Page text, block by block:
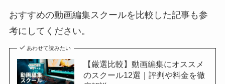
おすすめの動画編集スクールを比較した記事も参
考にしてください。
あわせて読みたい
【厳選比較】動画編集にオススメ
のスクール12選｜評判や料金を徹